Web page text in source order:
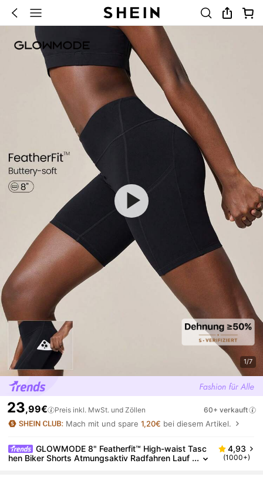
1/7
23,99€ Preis inkl. MwSt. und Zöllen 60+ verkauft
Mach mit und spare1,20€ bei diesem Artikel.
GLOWMODE 8" Featherfit™ High-waist Tasc
hen Biker Shorts Atmungsaktiv Radfahren Lauf
4,93
(1000+)